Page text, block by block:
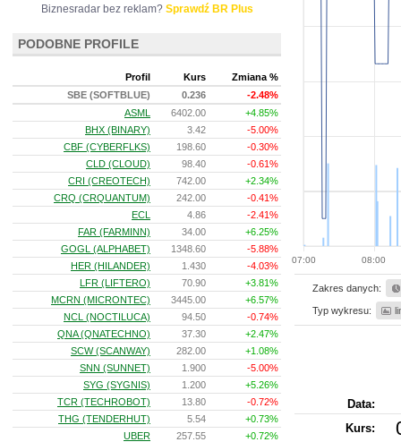
07:00 08:00
Zakres danych:
Typ wykresu:
Data:
Kurs:
Biznesradar bez reklam? Sprawdź BR Plus
PODOBNE PROFILE
Profil Kurs
Zmiana %
SBE (SOFTBLUE)
0.236
-2.48%
ASML
6402.00
+4.85%
BHX (BINARY)
3.42
-5.00%
CBF (CYBERFLKS)
198.60
-0.30%
CLD (CLOUD)
98.40
-0.61%
CRI (CREOTECH)
742.00
+2.34%
CRQ (CRQUANTUM)
242.00
-0.41%
ECL
4.86
-2.41%
FAR (FARMINN)
34.00
+6.25%
GOGL (ALPHABET)
1348.60
-5.88%
HER (HILANDER)
1.430
-4.03%
LFR (LIFTERO)
70.90
+3.81%
MCRN (MICRONTEC)
3445.00
+6.57%
NCL (NOCTILUCA)
94.50
-0.74%
QNA (QNATECHNO)
37.30
+2.47%
SCW (SCANWAY)
282.00
+1.08%
SNN (SUNNET)
1.900
-5.00%
SYG (SYGNIS)
1.200
+5.26%
TCR (TECHROBOT)
13.80
-0.72%
THG (TENDERHUT)
5.54
+0.73%
UBER
257.55
+0.72%